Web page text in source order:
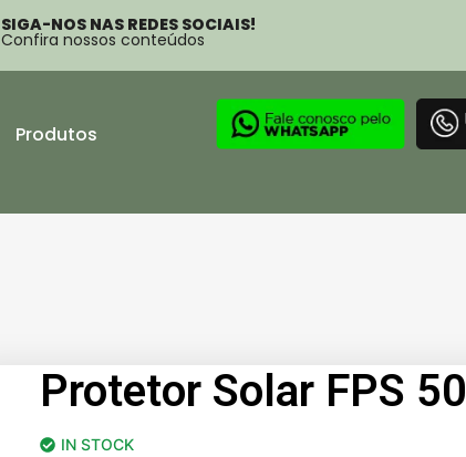
SIGA-NOS NAS REDES SOCIAIS!
Confira nossos conteúdos
Produtos
Protetor Solar FPS 50
IN STOCK